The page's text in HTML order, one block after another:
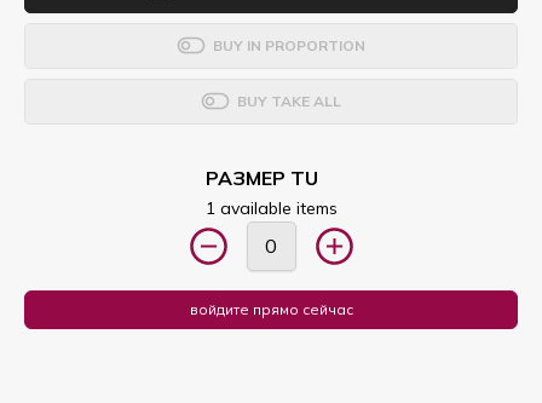
BUY IN PROPORTION
BUY TAKE ALL
РАЗМЕР TU
1 available items
войдите прямо сейчас